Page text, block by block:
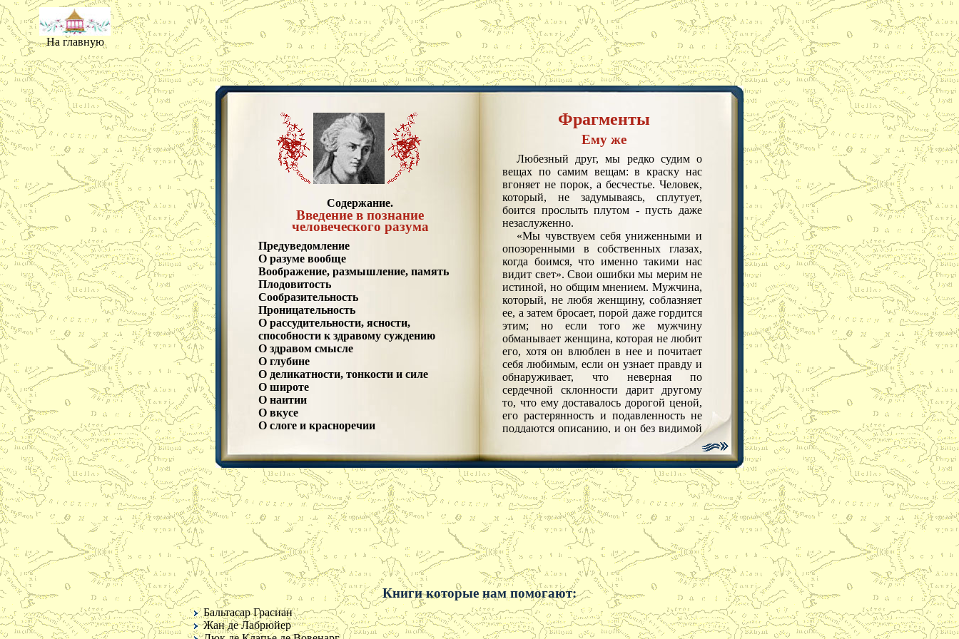
На главную
Содержание.
Введение в познание
человеческого разума
Предуведомление
О разуме вообще
Воображение, размышление, память
Плодовитость
Сообразительность
Проницательность
О рассудительности, ясности,
способности к здравому суждению
О здравом смысле
О глубине
О деликатности, тонкости и силе
О широте
О наитии
О вкусе
О слоге и красноречии
О характере
О серьезности
О хладнокровии
О находчивости
О рассеянности
О разуме и игре
О страстях
О веселости, радости, меланхолии
О самолюбии и себялюбии
О честолюбии
О любви к светской жизни
О славолюбии
О любви к наукам и литературе
О скупости
Фрагменты
Ему же
Любезный друг, мы редко судим о
вещах по самим вещам: в краску нас
вгоняет не порок, а бесчестье. Человек,
который, не задумываясь, сплутует,
боится прослыть плутом - пусть даже
незаслуженно.
«Мы чувствуем себя униженными и
опозоренными в собственных глазах,
когда боимся, что именно такими нас
видит свет». Свои ошибки мы мерим не
истиной, но общим мнением. Мужчина,
который, не любя женщину, соблазняет
ее, а затем бросает, порой даже гордится
этим; но если того же мужчину
обманывает женщина, которая не любит
его, хотя он влюблен в нее и почитает
себя любимым, если он узнает правду и
обнаруживает, что неверная по
сердечной склонности дарит другому
то, что ему доставалось дорогой ценой,
его растерянность и подавленность не
поддаются описанию, и он без видимой
причины бледнеет, когда случайное
слово за столом напоминает ему о его
афронте. Другой стыдится того, что
любит свою добродетельную рабыню и
хвастается на людях связью с
недостойной особой, хотя даже не
обладает ею. Вот так мы кичимся
явными пороками, стесняясь выказать
хотя бы небольшую и вполне
простительную слабость.
Я делюсь этими размышлениями
вовсе не затем, чтобы подбодрить людей
низких: они и без того достаточно
бесстыдны. Нет, я обращаюсь к тем
гордым и щепетильным душам, которые
преувеличивают собственные слабости
Книги которые нам помогают:
Бальтасар Грасиан
Жан де Лабрюйер